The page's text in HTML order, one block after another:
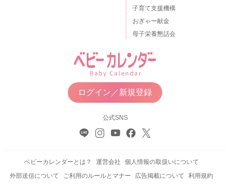
子育て支援機構
おぎゃー献金
母子栄養懇話会
ログイン／新規登録
公式SNS
ベビーカレンダーとは？ 運営会社
個人情報の取扱いについて
外部送信について
ご利用のルールとマナー 広告掲載について 利用規約